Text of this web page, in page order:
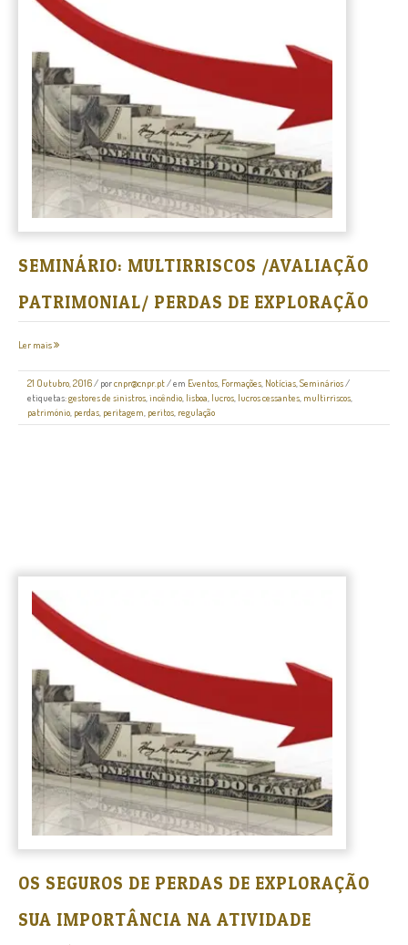
SEMINÁRIO: MULTIRRISCOS /AVALIAÇÃO
PATRIMONIAL/ PERDAS DE EXPLORAÇÃO
Ler mais
21 Outubro, 2016/ porcnpr@cnpr.pt/ em Eventos, Formações, Notícias,Seminários/
etiquetas:gestores de sinistros,incêndio, lisboa, lucros, lucros cessantes, multirriscos,
património, perdas, peritagem, peritos, regulação
OS SEGUROS DE PERDAS DE EXPLORAÇÃO
SUA IMPORTÂNCIA NA ATIVIDADE